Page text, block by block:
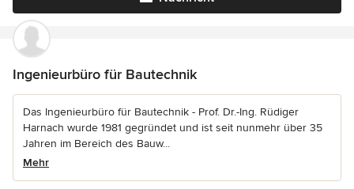
Ingenieurbüro für Bautechnik
Das Ingenieurbüro für Bautechnik - Prof. Dr.-Ing. Rüdiger
Harnach wurde 1981 gegründet und ist seit nunmehr über 35
Jahren im Bereich des Bauw...
Mehr